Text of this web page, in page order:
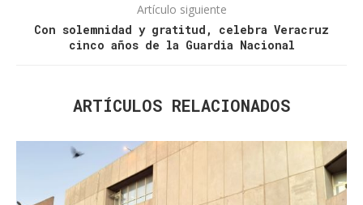
Artículo siguiente
Con solemnidad y gratitud, celebra Veracruz
cinco años de la Guardia Nacional
ARTÍCULOS RELACIONADOS